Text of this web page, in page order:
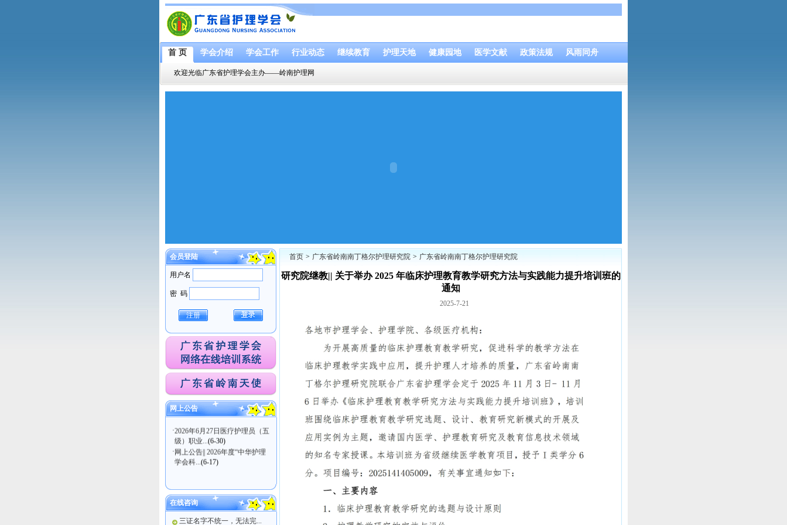
首 页 学会介绍 学会工作 行业动态 继续教育 护理天地 健康园地 医学文献 政策法规 风雨同舟
欢迎光临广东省护理学会主办——岭南护理网
会员登陆
用户名
密 码
注册
网上公告
关于医疗护理员（五级）职业
技能等级认定考试...(7-21)
广东省护理学会关于发布《老
年直肠癌患者术后...(7-14)
·关于2026年度智慧医疗照护创
新专项免陪照...(7-13)
级）职业...(6-30)
网上公告|| 2026年度“中华护理
学会科...(6-17)
在线咨询
三证名字不统一，无法完...
首页 > 广东省岭南南丁格尔护理研究院 > 广东省岭南南丁格尔护理研究院
研究院继教|| 关于举办 2025 年临床护理教育教学研究方法与实践能力提升培训班的
通知
2025-7-21